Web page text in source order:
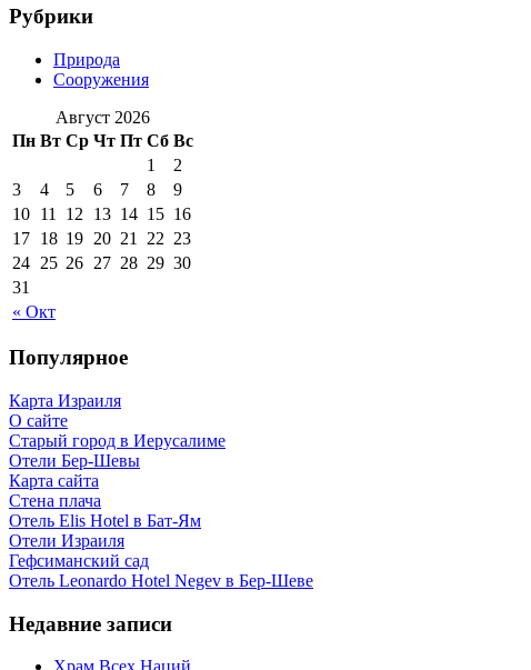
Рубрики
Природа
Сооружения
Август 2026
Пн Вт Ср Чт Пт Сб Вс
« Окт
1
2
3
4 5 6 7 8
9
10 11 12 13 14 15 16
17 18 19 20 21 22 23
24 25 26 27 28 29 30
31
Популярное
Карта Израиля
О сайте
Старый город в Иерусалиме
Отели Бер-Шевы
Карта сайта
Стена плача
Отель Elis Hotel в Бат-Ям
Отели Израиля
Гефсиманский сад
Отель Leonardo Hotel Negev в Бер-Шеве
Недавние записи